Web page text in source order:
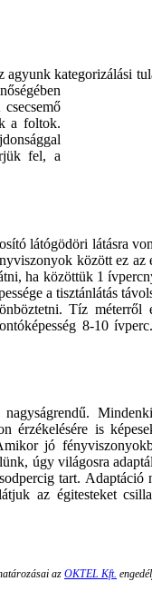
kategorizálási
a foltok.
fel, a
látógödöri látásra
között ez az
ha közöttük 1
a tisztánlátás
Tíz méterről
8-10
érzékelésére is
jó
úgy világosra
tart.
az égitesteket
az OKTEL Kft.